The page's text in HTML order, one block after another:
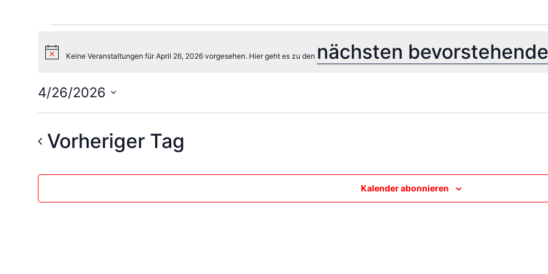
HinweisKeine Veranstaltungen für April 26, 2026 vorgesehen. Hier geht es zu den nächsten
4/26/2026
wählen.
Vorheriger Tag
Kalender abonnieren